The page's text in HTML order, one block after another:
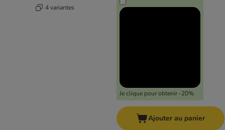
4 variantes
Je clique pour obtenir -20%
Ajouter au panier